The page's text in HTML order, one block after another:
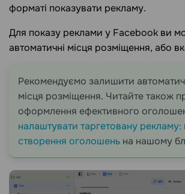
форматі показувати рекламу.
Для показу реклами у Facebook ви
автоматичні місця розміщення, або
Рекомендуємо залишити
місця розміщення. Читайте також
оформлення ефективного
налаштувати таргетовану
створення оголошень на нашому